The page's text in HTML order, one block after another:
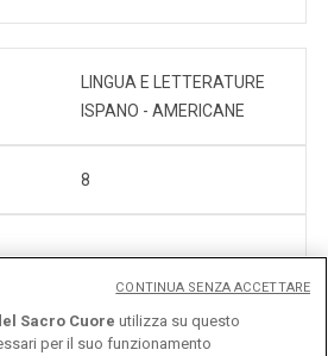
LINGUA E LETTERATURE
ISPANO - AMERICANE
8
LINGUA E LETTERATURE
Sacro Cuore utilizza su questo
per il suo funzionamento
CONTINUA SENZA ACCETTARE